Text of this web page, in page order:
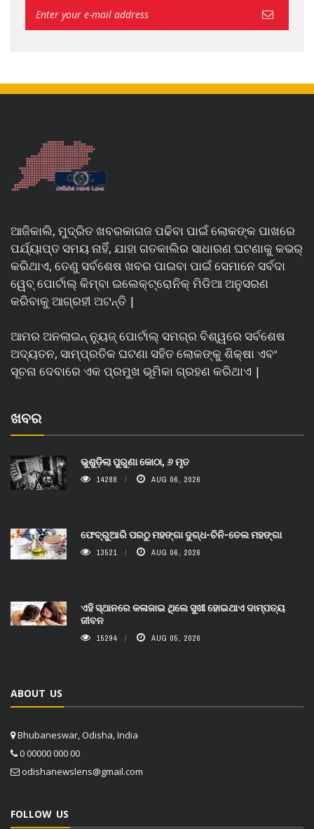
ଆଜିକାଲି, ମୁଦ୍ରିତ ଖବରକାଗଜ ପଢିବା ପାଇଁ ଲୋକଙ୍କ ପାଖରେ
ପର୍ଯ୍ୟାପ୍ତ ସମୟ ନାହିଁ, ଯାହା ଗତକାଲିର ସାଧାରଣ ଘଟଣାକୁ କଭର୍
କରିଥାଏ, ତେଣୁ ସର୍ବଶେଷ ଖବର ପାଇବା ପାଇଁ ସେମାନେ ସର୍ବଦା
ୱେବ୍ ପୋର୍ଟାଲ୍ କିମ୍ବା ଇଲେକ୍ଟ୍ରୋନିକ୍ ମିଡିଆ ଅନୁସରଣ
କରିବାକୁ ଆଗ୍ରହୀ ଅଟନ୍ତି |
ଆମର ଅନଲାଇନ୍ ନ୍ୟୁଜ୍ ପୋର୍ଟାଲ୍ ସମଗ୍ର ବିଶ୍ୱରେ ସର୍ବଶେଷ
ଅଦ୍ୟତନ, ସାମ୍ପ୍ରତିକ ଘଟଣା ସହିତ ଲୋକଙ୍କୁ ଶିକ୍ଷା ଏବଂ
ସୂଚନା ଦେବାରେ ଏକ ପ୍ରମୁଖ ଭୂମିକା ଗ୍ରହଣ କରିଥାଏ |
ଖବର
ଭୁଶୁଡ଼ିଲା ପୁରୁଣା କୋଠା, ୬ ମୃତ
14288 AUG 06, 2026
ଫେବ୍ରୁଆରି ପରଠୁ ମହଙ୍ଗା ଦୁଗ୍ଧ-ଚିନି-ତେଲ ମହଙ୍ଗା
13521 AUG 06, 2026
ଏହି ସ୍ଥାନରେ କଳାଜାଇ ଥିଲେ ସୁଖୀ ହୋଇଥାଏ ଦାମ୍ପତ୍ୟ
ଜୀବନ
15294 AUG 05, 2026
ABOUT US
Bhubaneswar, Odisha, India
0 00000 000 00
odishanewslens@gmail.com
FOLLOW US